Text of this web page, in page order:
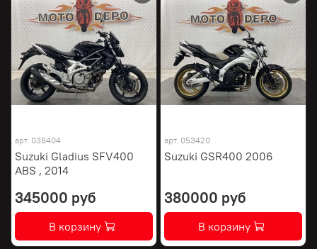
арт. 038404
Suzuki Gladius SFV400
ABS , 2014
345000 руб
В корзину
арт. 053420
Suzuki GSR400 2006
380000 руб
В корзину